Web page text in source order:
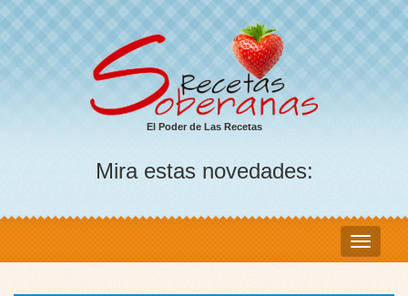
El Poder de Las Recetas
Mira estas novedades: